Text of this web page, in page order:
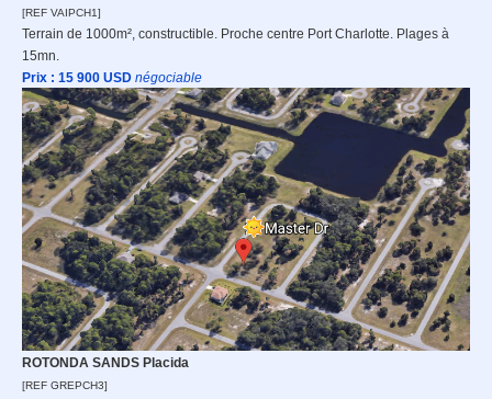
[REF VAIPCH1]
Terrain de 1000m², constructible. Proche centre Port Charlotte. Plages à
15mn.
Prix : 15 900 USD négociable
ROTONDA SANDS Placida
[REF GREPCH3]